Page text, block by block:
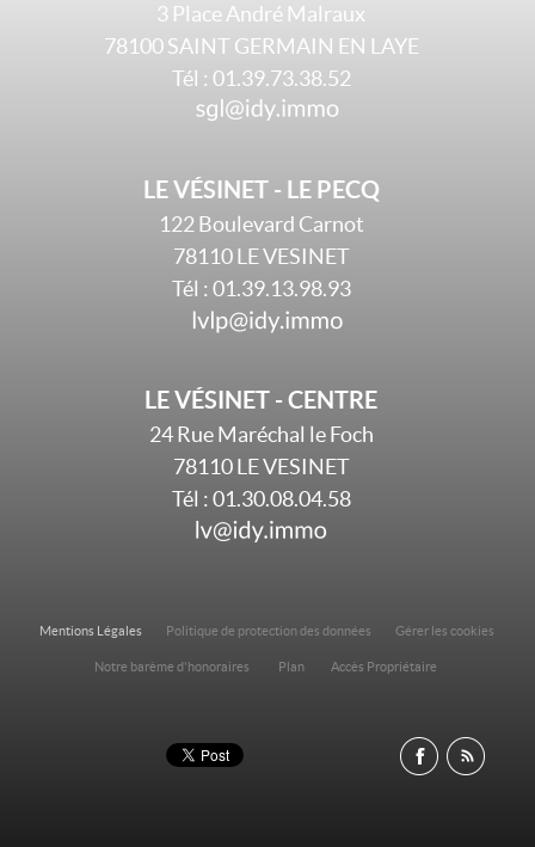
3 Place André Malraux
78100SAINT GERMAIN EN LAYE
Tél : 01.39.73.38.52
LE VÉSINET - LE PECQ
122 Boulevard Carnot
78110LE VESINET
Tél : 01.39.13.98.93
LE VÉSINET - CENTRE
24 Rue Maréchal le Foch
78110LE VESINET
Tél :01.30.08.04.58
Mentions Légales Politique de protection des données Gérer les cookies
Notre barème d'honoraires Plan Accès Propriétaire